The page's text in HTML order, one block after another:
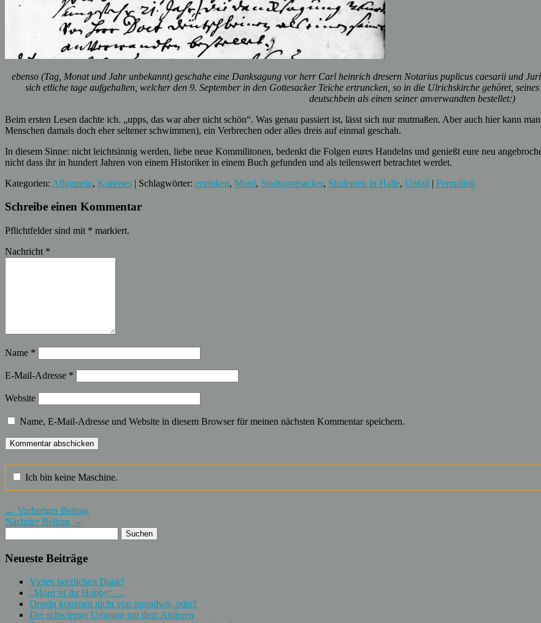
ebenso (Tag, Monat und Jahr unbekannt) geschahe eine Danksagung vor herr Carl heinrich dresern Notarius puplicus caesarii und
sich etliche tage aufgehalten, welcher den 9. September in den Gottesacker Teiche ertruncken, so in die Ulrichskirche gehöret,
deutschbein als einen seiner anverwandten bestellet:)
Beim ersten Lesen dachte ich. „upps, das war aber nicht schön“. Was genau passiert ist, lässt sich nur mutmaßen. Aber auch hier kann
Menschen damals doch eher seltener schwimmen), ein Verbrechen oder alles dreis auf einmal geschah.
In diesem Sinne: nicht leichtsinnig werden, liebe neue Kommilitonen, bedenkt die Folgen eures Handelns und genießt eure neu
nicht dass ihr in hundert Jahren von einem Historiker in einem Buch gefunden und als teilenswert betrachtet werdet.
Kategorien: Allgemein, Kurioses | Schlagwörter: ertrinken, Mord, Stadtgottesacker, Studenten in Halle, Unfall | Permalink
Schreibe einen Kommentar
Pflichtfelder sind mit * markiert.
Nachricht *
Name *
E-Mail-Adresse *
Website
Name, E-Mail-Adresse und Website in diesem Browser für meinen nächsten Kommentar speichern.
Ich bin keine Maschine.
← Vorheriger Beitrag
Nächster Beitrag →
Neueste Beiträge
Vielen herzlichen Dank!
„Mord ist ihr Hobby“ …
Orgeln kommen nicht von irgendwo, oder?
Der schwierige Umgang mit dem Anderen